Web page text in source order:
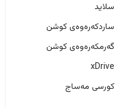
سلاید
ساردکەرەوەی کوشن
گەرمکەرەوەی کوشن
xDrive
کورسی مەساج